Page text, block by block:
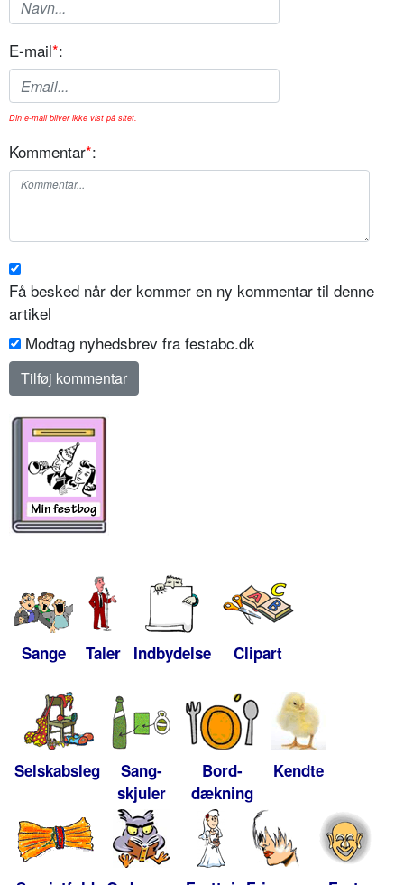
E-mail*:
Din e-mail bliver ikke vist på sitet.
Kommentar*:
Få besked når der kommer en ny kommentar til denne
artikel
Modtag nyhedsbrev fra festabc.dk
Sange Taler Indbydelse Clipart
Selskabsleg
Sang-
skjuler
Bord-
dækning
Kendte